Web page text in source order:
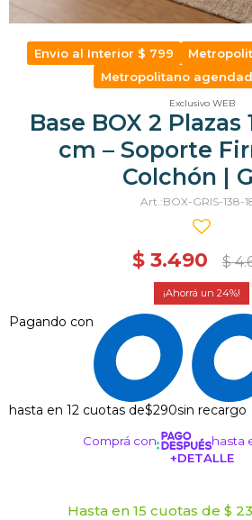
Envio al Interior $ 799
Metropolitano
Exclusivo WEB
Base BOX 2 Plazas
cm – Soporte
Colchón |
BOX-GRIS-138-
$ 3.490 $
24
Pagando con
hasta en 12 cuotas de$290sin recargo
Comprá con
hasta
+DETALLE
Hasta en 15 cuotas de $